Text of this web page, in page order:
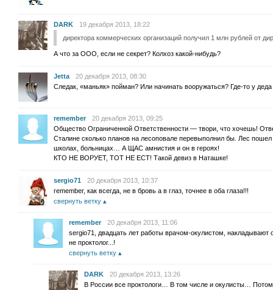
DARK
19 декабря 2013, 18:22
директора коммерческих организаций получил 1 млн рублей от
А что за ООО, если не секрет? Колхоз какой-нибудь?
Jetta
20 декабря 2013, 08:30
Следак, «маньяк» пойман? Или начинать вооружаться? Где-то у
remember
20 декабря 2013, 09:25
Общество Ограниченной Ответственности — твори, что хочешь!
Сталине сколько планов на лесоповале перевыполнил бы. Лес
школах, больницах… А ЩАС амнистия и он в героях!
КТО НЕ ВОРУЕТ, ТОТ НЕ ЕСТ! Такой девиз в Наташке!
sergio71
20 декабря 2013, 10:37
remember, как всегда, не в бровь а в глаз, точнее в оба глаза!!!
свернуть ветку
remember
20 декабря 2013, 11:06
sergio71, двадцать лет работы врачом-окулистом, накладывают
не проктолог...!
свернуть ветку
DARK
20 декабря 2013, 13:26
В России все проктологи… В том числе и окулисты…